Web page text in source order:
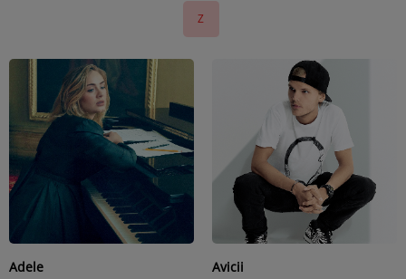
Météo
Horoscope
MUSIQUE
Top 10
Artistes
Z
Adele Avicii